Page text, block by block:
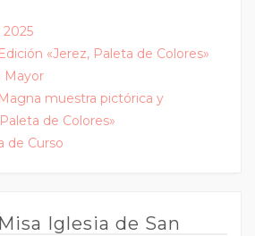
«Jerez, Paleta de Colores»
Mayor
muestra pictórica y
de Colores»
de Curso
Iglesia de San